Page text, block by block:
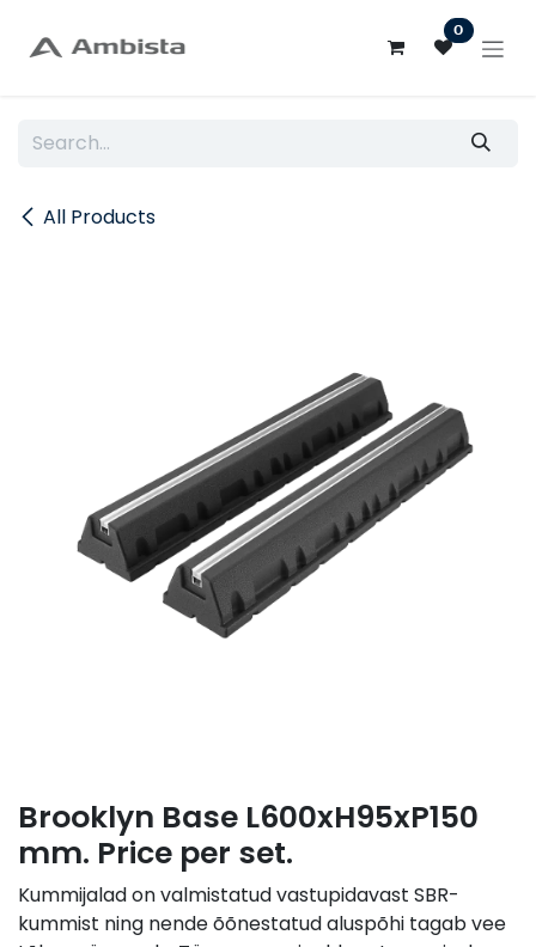
0
All Products
Brooklyn Base L600xH95xP150
mm. Price per set.
Kummijalad on valmistatud vastupidavast SBR-
kummist ning nende õõnestatud aluspõhi tagab vee